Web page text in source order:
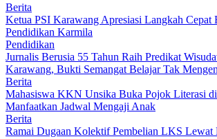
Berita
Ketua PSI Karawang Apresiasi Langkah Cepat
Pendidikan Karmila
Pendidikan
Jurnalis Berusia 55 Tahun Raih Predikat
Karawang, Bukti Semangat Belajar Tak
Berita
Mahasiswa KKN Unsika Buka Pojok Literasi
Manfaatkan Jadwal Mengaji Anak
Berita
Ramai Dugaan Kolektif Pembelian LKS Lewat